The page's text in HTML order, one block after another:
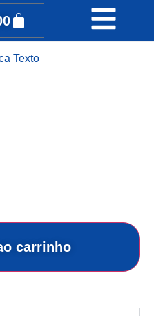
Texto
carrinho